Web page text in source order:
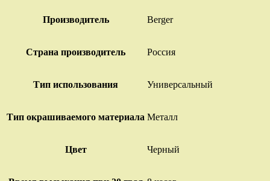
Производитель Berger
Страна производитель Россия
Тип использования Универсальный
Тип окрашиваемого материала Металл
Цвет Черный